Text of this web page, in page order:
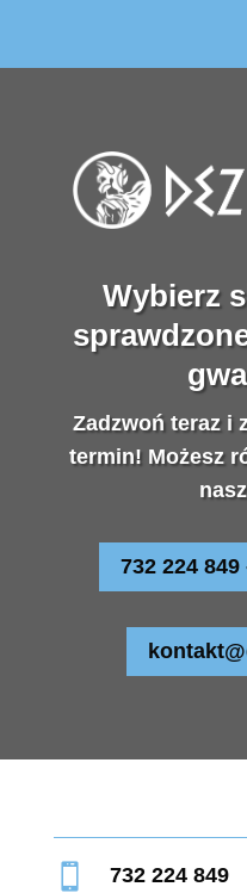
Wybierz
Zadzwoń teraz i
termin! Możesz
732 224
 732 224 849